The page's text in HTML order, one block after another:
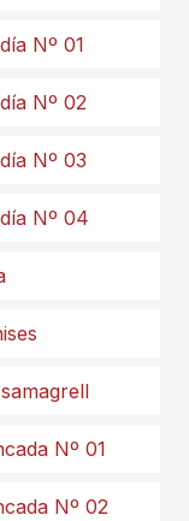
Nº 01
Nº 02
Nº 03
Nº 04
Nº 01
Nº 02